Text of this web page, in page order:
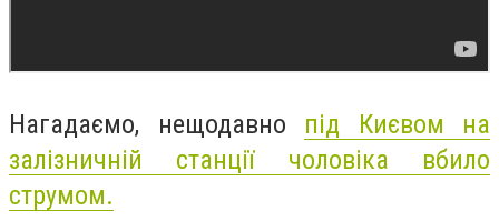
Нагадаємо, нещодавно під Києвом на
залізничній станції чоловіка вбило
струмом.